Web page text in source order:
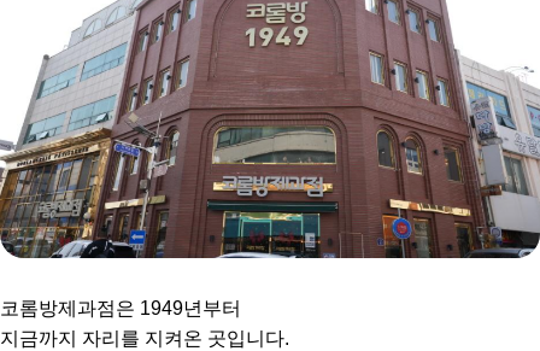
코롬방제과점은 1949년부터
지금까지 자리를 지켜온 곳입니다.